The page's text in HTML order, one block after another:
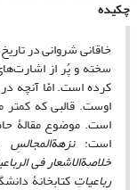
چکیده
خاقانی شروانی در
سخته و پُر از
کرده است. امّا آنچه
اوست. قالبی که کمتر
است. موضوع مقالۀ
است:نزهةالمجالسِ
خلاصةالاشعار فی
رباعیاتِکتابخانۀ